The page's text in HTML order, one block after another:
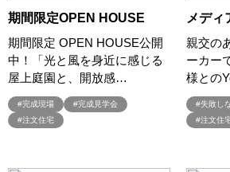
#EnglishOK #FPセミナー #FP相談会
#GRAND OPEN #GWイベント #GWイベ
#GWキャンペーン #GXフェア #GX型志
#GX志向型住宅 #gx相談会 #GX補助金
#HEBEL HAUS #HInokiya #HUGme
#instagram #lifeknit
#NEW OPEN #newモデルハウス #NISA
期間限定OPEN HOUSE
期間限定 OPEN HOUSE公開
中！「光と風を身近に感じる
屋上庭園と、開放感…
#完成現場
#完成見学会
#注文住宅
メデ
親交の
ーカー
様との
#失敗し
#注文住